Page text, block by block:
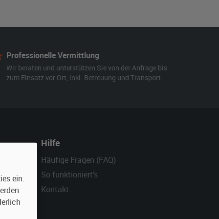
Professionelle Vermittlung
Wir beraten und unterstützen Sie von der Anfrage bis
zum Einsatz vor Ort, inkl. Betreuung und Transport.
Hilfe
Häufige Fragen (FAQ)
So funktioniert's
Kontakt
ein.